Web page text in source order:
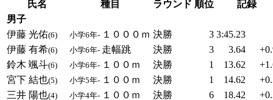
氏名 種目 ラウンド 順位
記録
男子
伊藤 光佑(6) 小学6年- １０００ｍ 決勝 3 3:45.23
伊藤 有希(6) 小学6年- 走幅跳 決勝 3 3.64
鈴木 颯斗(6) 小学6年- １００ｍ 決勝 1 13.62
宮下 結也(5) 小学5年- １００ｍ 決勝 1 14.62
三井 陽也(4) 小学4年- １００ｍ 決勝 6 18.42